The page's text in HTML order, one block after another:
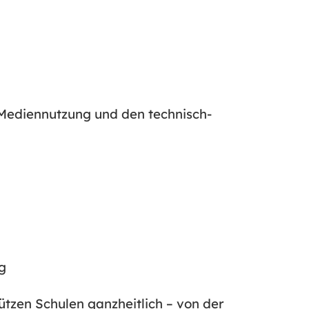
und den technisch-
Schulen ganzheitlich – von der